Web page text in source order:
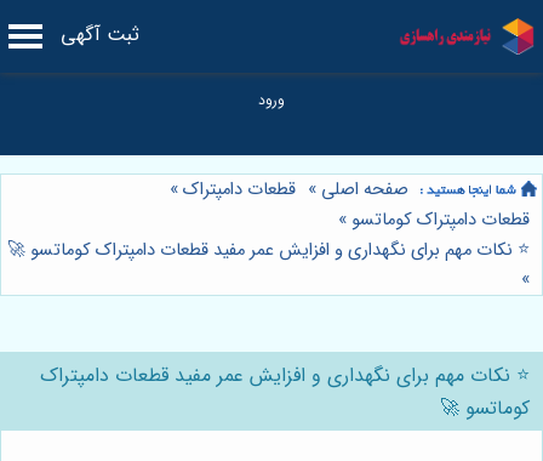
ثبت آگهی
صفحه اصلی » قطعات دامپتراک»
قطعات دامپتراک کوماتسو »
⭐️ نکات مهم برای نگهداری و افزایش عمر مفید قطعات دامپتراک کوماتسو 🚀
»
⭐️ نکات مهم برای نگهداری و افزایش عمر مفید قطعات دامپتراک
کوماتسو 🚀